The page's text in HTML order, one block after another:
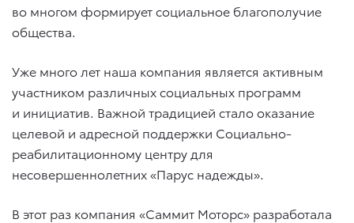
во многом формирует социальное благополучие
общества.
Уже много лет наша компания является активным
участником различных социальных программ
и инициатив. Важной традицией стало оказание
целевой и адресной поддержки Социально-
реабилитационному центру для
несовершеннолетних «Парус надежды».
В этот раз компания «Саммит Моторс» разработала